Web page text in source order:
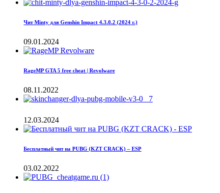
Чит Minty для Genshin Impact 4.3.0.2 (2024 г.)
09.01.2024
RageMP GTA 5 free cheat | Revolware
08.11.2022
12.03.2024
Бесплатный чит на PUBG (KZT CRACK) – ESP
03.02.2022